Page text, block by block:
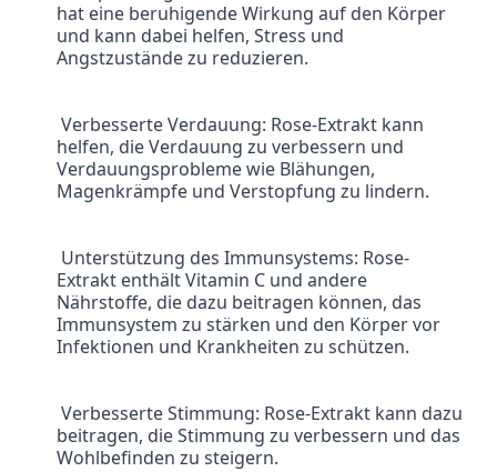
hat eine beruhigende Wirkung auf den Körper
und kann dabei helfen, Stress und
Angstzustände zu reduzieren.
Verbesserte Verdauung: Rose-Extrakt kann
helfen, die Verdauung zu verbessern und
Verdauungsprobleme wie Blähungen,
Magenkrämpfe und Verstopfung zu lindern.
Extrakt enthält Vitamin C und andere
Nährstoffe, die dazu beitragen können, das
Immunsystem zu stärken und den Körper vor
Infektionen und Krankheiten zu schützen.
Verbesserte Stimmung: Rose-Extrakt kann dazu
beitragen, die Stimmung zu verbessern und das
Wohlbefinden zu steigern.